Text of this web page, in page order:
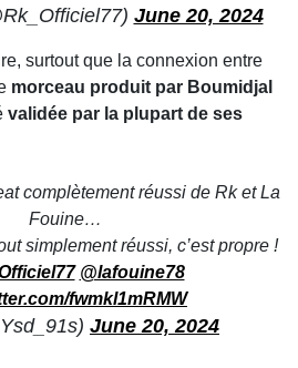
June 20, 2024
surtout que la connexion entre
morceau produit par Boumidjal
validée par la plupart de ses
complètement réussi de Rk et La
Fouine…
simplement réussi, c’est propre !
@lafouine78
fwmkl1mRMW
June 20, 2024